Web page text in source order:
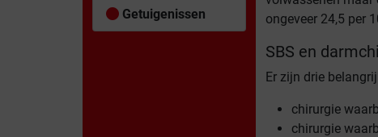
Getuigenissen
ongeveer 24,5 per
SBS en
Er zijn drie
chirurgie
chirurgie